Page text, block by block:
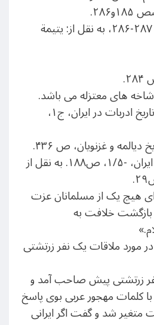
[۷] – همان بالا، صص ۲۸۷-۲۸۶، به نقل از: یتیمة
[۱۱] – ذبیح الله صفا، تاریخ ادربات در ایران، ج۱،
[۱۳] – تاریخ ادبیات در ایران، -۱/۵، ص۱۸۸. به نقل از
هیچ یک از مسلمانان عزت
بازگشت خلافت به
در مورد ملاقات یک نفر زرتشتی
زرتشتی پیش صاحب آمد و
مهجور عربی بوی پاسخ
متغیر شد و گفت اگر ایرانی